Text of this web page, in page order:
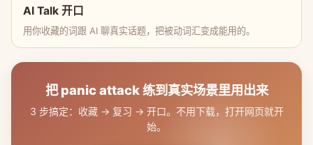
AI Talk 开口
用你收藏的词跟 AI 聊真实话题，把被动词汇变成能用的。
把 panic attack 练到真实场景里用出来
3 步搞定：收藏 → 复习 → 开口。不用下载，打开网页就开
始。